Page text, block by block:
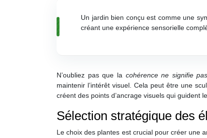
Un jardin bien conçu est comme une
créant une expérience sensorielle
N’oubliez pas que la cohérence ne signifie
maintenir l’intérêt visuel. Cela peut être une
créent des points d’ancrage visuels qui guident
Sélection stratégique des
Le choix des plantes est crucial pour créer une